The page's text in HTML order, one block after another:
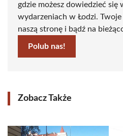
gdzie możesz dowiedzieć się
wydarzeniach w Łodzi.
naszą stronę i bądź na
Polub nas!
Zobacz Także